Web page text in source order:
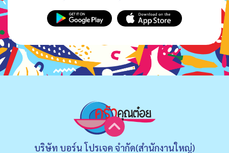
บริษัท บอร์น โปรเจค จำกัด(สำนักงานใหญ่)